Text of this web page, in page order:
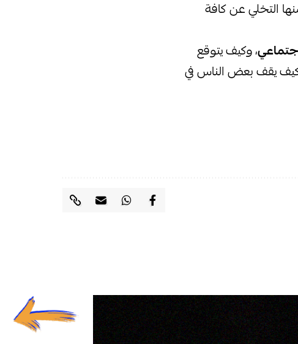
التخلي عن كافة
، وكيف يتوقع
كيف يقف بعض الناس في